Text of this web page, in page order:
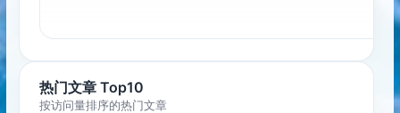
热门文章 Top10
按访问量排序的热门文章